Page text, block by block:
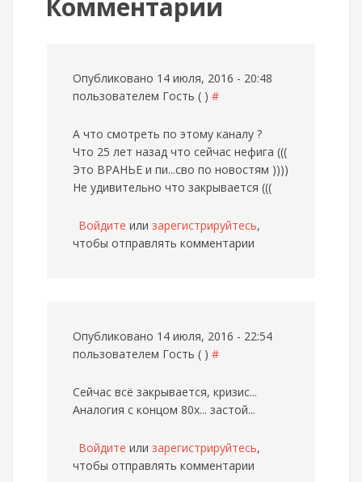
Комментарии
Опубликовано 14 июля, 2016 - 20:48
пользователем Гость ( ) #
А что смотреть по этому каналу ?
Что 25 лет назад что сейчас нефига (((
Это ВРАНЬЕ и пи...сво по новостям ))))
Не удивительно что закрывается (((
Войдите или зарегистрируйтесь,
чтобы отправлять комментарии
Опубликовано 14 июля, 2016 - 22:54
пользователем Гость ( ) #
Сейчас всё закрывается, кризис...
Аналогия с концом 80х... застой...
Войдите или зарегистрируйтесь,
чтобы отправлять комментарии